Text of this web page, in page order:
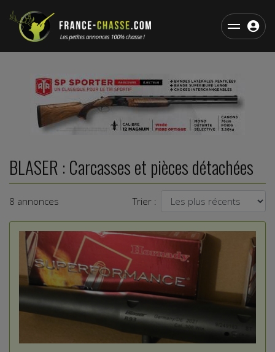
BLASER : Carcasses et pièces détachées
8 annonces Trier :